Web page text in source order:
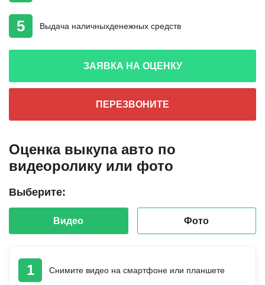
5 Выдача наличныхденежных средств
ЗАЯВКА НА ОЦЕНКУ
ПЕРЕЗВОНИТЕ
Оценка выкупа авто по
видеоролику или фото
Выберите:
Видео Фото
1 Снимите видео на смартфоне или планшете